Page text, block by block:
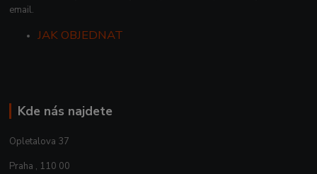
email.
JAK OBJEDNAT
Kde nás najdete
Opletalova 37
Praha , 110 00